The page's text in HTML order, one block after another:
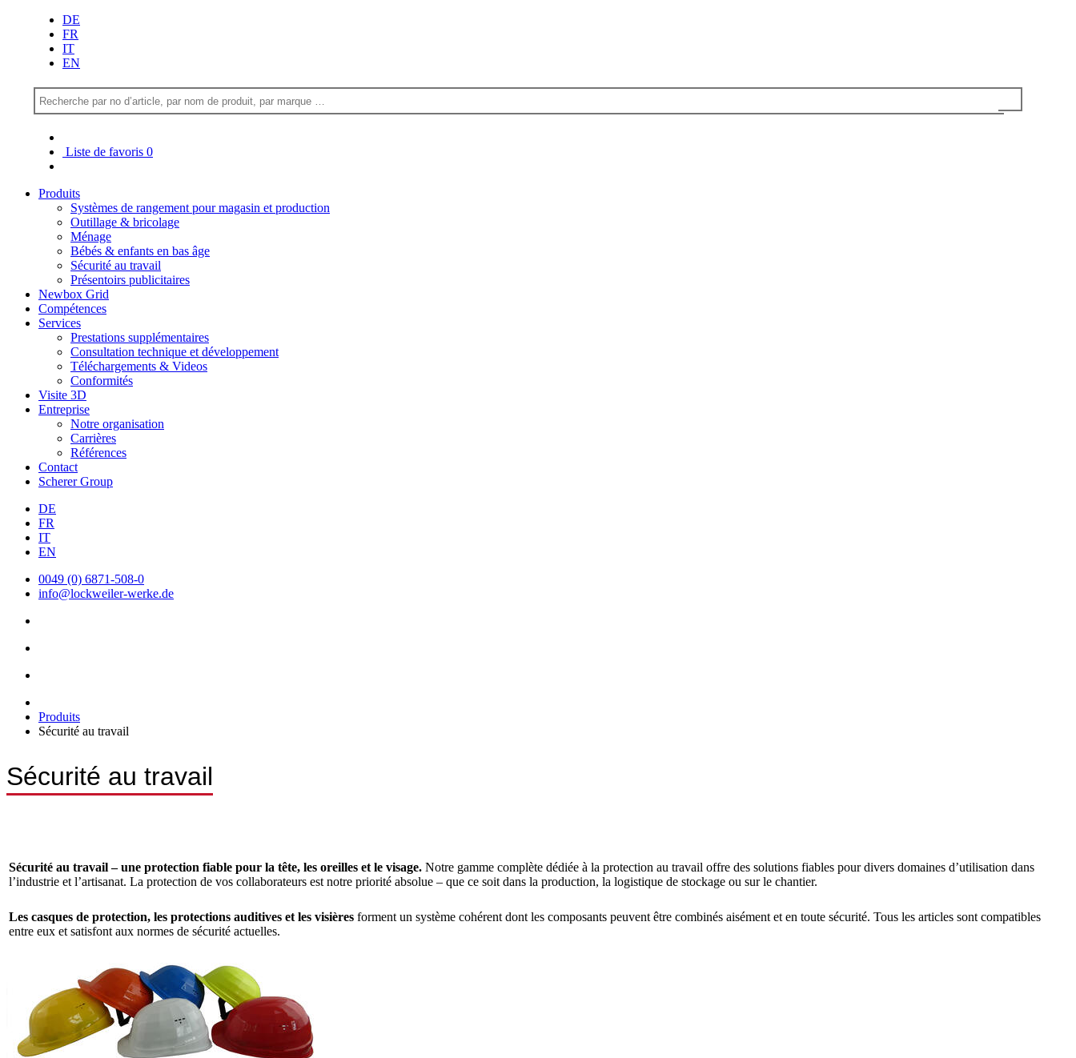
DE
FR
IT
EN
Liste de favoris 0
Produits
Systèmes de rangement pour magasin et production
Outillage & bricolage
Ménage
Bébés & enfants en bas âge
Sécurité au travail
Présentoirs publicitaires
Newbox Grid
Compétences
Services
Prestations supplémentaires
Consultation technique et développement
Téléchargements & Videos
Conformités
Visite 3D
Entreprise
Notre organisation
Carrières
Références
Contact
Scherer Group
DE
FR
IT
EN
0049 (0) 6871-508-0
info@lockweiler-werke.de
Produits
Sécurité au travail
Sécurité au travail
Sécurité au travail – une protection fiable pour la tête, les oreilles et le visage. Notre gamme complète dédiée à la protection au travail offre des solutions fiables pour divers domaines d’utilisation dans
l’industrie et l’artisanat. La protection de vos collaborateurs est notre priorité absolue – que ce soit dans la production, la logistique de stockage ou sur le chantier.
Les casques de protection, les protections auditives et les visières forment un système cohérent dont les composants peuvent être combinés aisément et en toute sécurité. Tous les articles sont compatibles
entre eux et satisfont aux normes de sécurité actuelles.